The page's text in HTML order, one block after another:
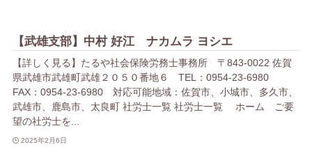
【武雄支部】中村 好江 ナカムラ ヨシエ
【詳しく見る】たるや社会保険労務士事務所 〒843-0022 佐賀
県武雄市武雄町武雄２０５０番地６ TEL：0954-23-6980
FAX：0954-23-6980 対応可能地域：佐賀市、小城市、多久市、
武雄市、鹿島市、太良町 社労士一覧 社労士一覧 ホーム ご要
望の社労士を...
2025年2月6日